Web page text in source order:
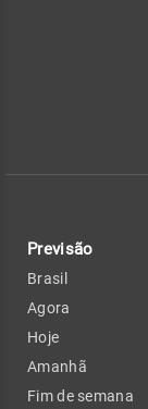
Previsão
Brasil
Agora
Hoje
Amanhã
Fim de semana